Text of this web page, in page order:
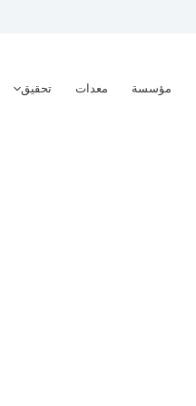
مؤسسة معدات تحقيق